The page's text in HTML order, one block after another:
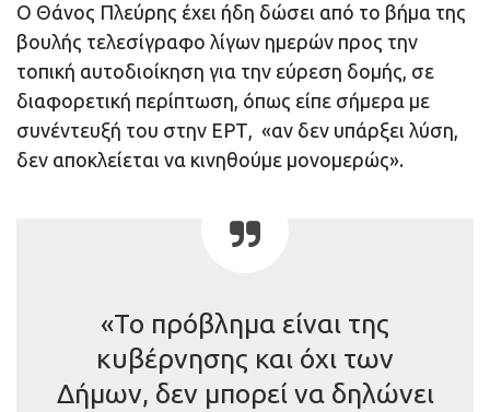
Ο Θάνος Πλεύρης έχει ήδη δώσει από το βήμα της
βουλής τελεσίγραφο λίγων ημερών προς την
τοπική αυτοδιοίκηση για την εύρεση δομής, σε
διαφορετική περίπτωση, όπως είπε σήμερα με
συνέντευξή του στην ΕΡΤ, «αν δεν υπάρξει λύση,
δεν αποκλείεται να κινηθούμε μονομερώς».
«Το πρόβλημα είναι της
κυβέρνησης και όχι των
Δήμων, δεν μπορεί να δηλώνει